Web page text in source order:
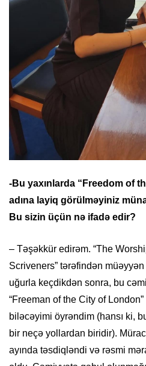
-Bu yaxınlarda “Freedom of
adına layiq görülməyiniz
Bu sizin üçün nə ifadə edir?
– Təşəkkür edirəm. “The
Scriveners” tərəfindən
uğurla keçdikdən sonra, bu
“Freeman of the City of
biləcəyimi öyrəndim (hansı ki,
bir neçə yollardan biridir).
ayında təsdiqləndi və rəsmi